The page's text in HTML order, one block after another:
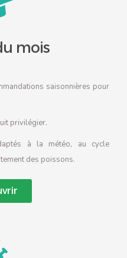
mois
saisonnières pour
privilégier.
à la météo, au cycle
des poissons.